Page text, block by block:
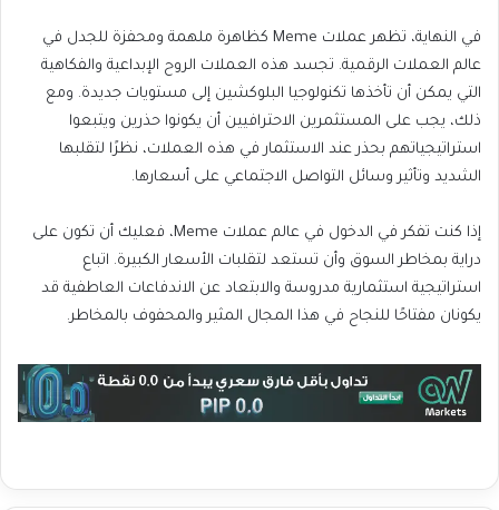
في النهاية، تظهر عملات Meme كظاهرة ملهمة ومحفزة للجدل في
عالم العملات الرقمية. تجسد هذه العملات الروح الإبداعية والفكاهية
التي يمكن أن تأخذها تكنولوجيا البلوكشين إلى مستويات جديدة. ومع
ذلك، يجب على المستثمرين الاحترافيين أن يكونوا حذرين ويتبعوا
استراتيجياتهم بحذر عند الاستثمار في هذه العملات، نظرًا لتقلبها
الشديد وتأثير وسائل التواصل الاجتماعي على أسعارها.
إذا كنت تفكر في الدخول في عالم عملات Meme، فعليك أن تكون على
دراية بمخاطر السوق وأن تستعد لتقلبات الأسعار الكبيرة. اتباع
استراتيجية استثمارية مدروسة والابتعاد عن الاندفاعات العاطفية قد
يكونان مفتاحًا للنجاح في هذا المجال المثير والمحفوف بالمخاطر.